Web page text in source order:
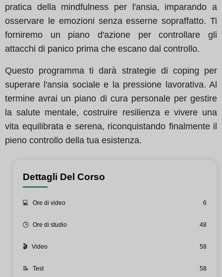
pratica della mindfulness per l'ansia, imparando a
osservare le emozioni senza esserne sopraffatto. Ti
forniremo un piano d'azione per controllare gli
attacchi di panico prima che escano dal controllo.
Questo programma ti darà strategie di coping per
superare l'ansia sociale e la pressione lavorativa. Al
termine avrai un piano di cura personale per gestire
la salute mentale, costruire resilienza e vivere una
vita equilibrata e serena, riconquistando finalmente il
pieno controllo della tua esistenza.
Dettagli Del Corso
💻 Ore di video 6
🕒 Ore di studio 48
🎬 Video 58
📝 Test 58